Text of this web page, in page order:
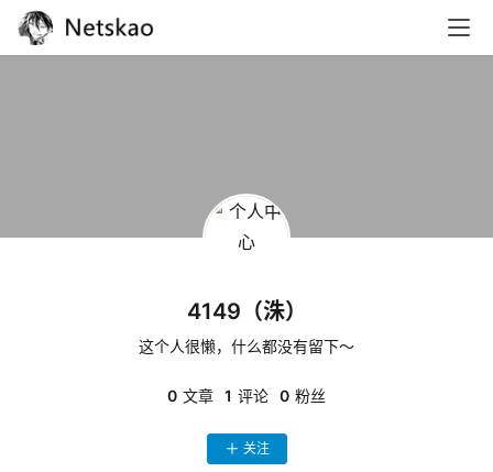
4149（洙）
这个人很懒，什么都没有留下～
0 文章 1 评论 0 粉丝
关注